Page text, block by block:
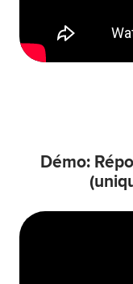
Démo: